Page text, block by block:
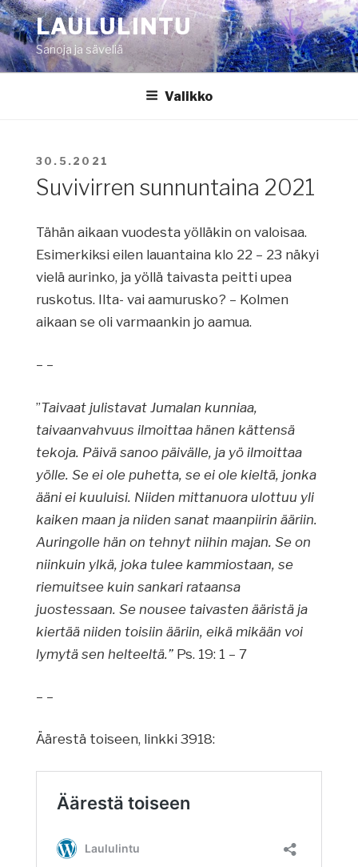
Siirry
sisältöönLAULULINTU
Sanoja ja säveliä
Valikko
JULKAISTU
30.5.2021
Suvivirren sunnuntaina 2021
Tähän aikaan vuodesta yölläkin on valoisaa.
Esimerkiksi eilen lauantaina klo 22 – 23 näkyi
vielä aurinko, ja yöllä taivasta peitti upea
ruskotus. Ilta- vai aamurusko? – Kolmen
aikaan se oli varmaankin jo aamua.
– –
”Taivaat julistavat Jumalan kunniaa,
taivaanvahvuus ilmoittaa hänen kättensä
tekoja. Päivä sanoo päivälle, ja yö ilmoittaa
yölle. Se ei ole puhetta, se ei ole kieltä, jonka
ääni ei kuuluisi. Niiden mittanuora ulottuu yli
kaiken maan ja niiden sanat maanpiirin ääriin.
Auringolle hän on tehnyt niihin majan. Se on
niinkuin ylkä, joka tulee kammiostaan, se
riemuitsee kuin sankari rataansa
juostessaan. Se nousee taivasten ääristä ja
kiertää niiden toisiin ääriin, eikä mikään voi
lymytä sen helteeltä.” Ps. 19: 1 – 7
– –
Äärestä toiseen, linkki 3918: